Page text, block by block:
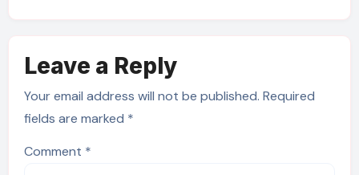
Leave a Reply
Your email address will not be published. Required
fields are marked *
Comment *